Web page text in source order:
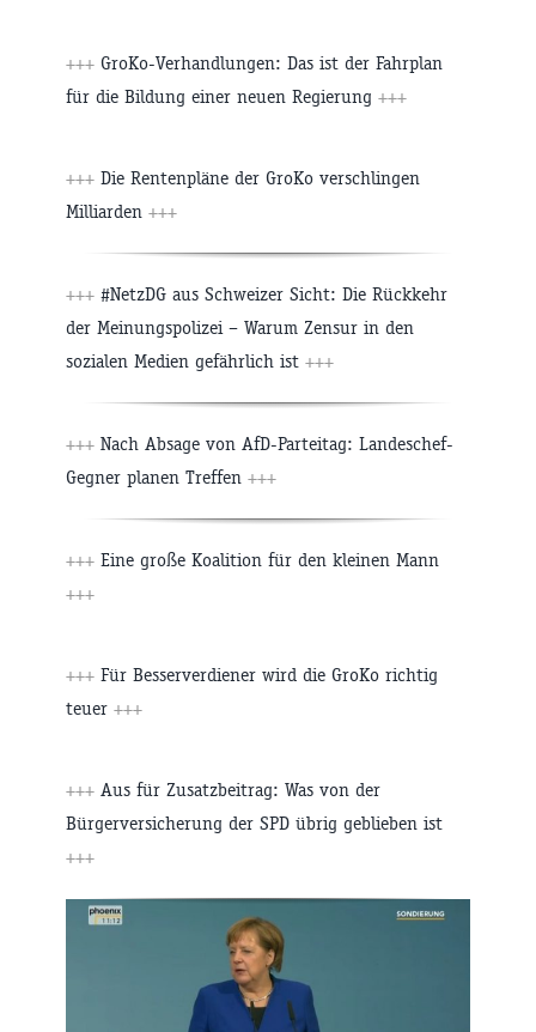
+++ GroKo-Verhandlungen: Das ist der Fahrplan
für die Bildung einer neuen Regierung +++
+++ Die Rentenpläne der GroKo verschlingen
Milliarden +++
+++ #NetzDG aus Schweizer Sicht: Die Rückkehr
der Meinungspolizei – Warum Zensur in den
sozialen Medien gefährlich ist +++
+++ Nach Absage von AfD-Parteitag: Landeschef-
Gegner planen Treffen +++
+++ Eine große Koalition für den kleinen Mann
+++
+++ Für Besserverdiener wird die GroKo richtig
teuer +++
+++ Aus für Zusatzbeitrag: Was von der
Bürgerversicherung der SPD übrig geblieben ist
+++